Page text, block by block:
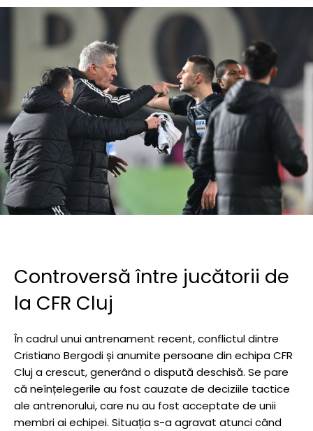
Controversă între jucătorii de
la CFR Cluj
În cadrul unui antrenament recent, conflictul dintre
Cristiano Bergodi și anumite persoane din echipa CFR
Cluj a crescut, generând o dispută deschisă. Se pare
că neînțelegerile au fost cauzate de deciziile tactice
ale antrenorului, care nu au fost acceptate de unii
membri ai echipei. Situația s-a agravat atunci când